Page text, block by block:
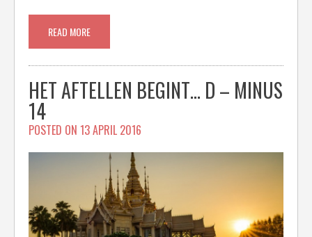
READ MORE
HET AFTELLEN BEGINT… D – MINUS
14
POSTED ON 13 APRIL 2016